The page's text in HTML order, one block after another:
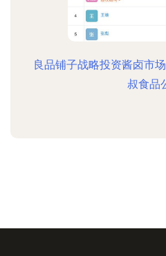
良品铺子战略投资酱卤市
叔食品